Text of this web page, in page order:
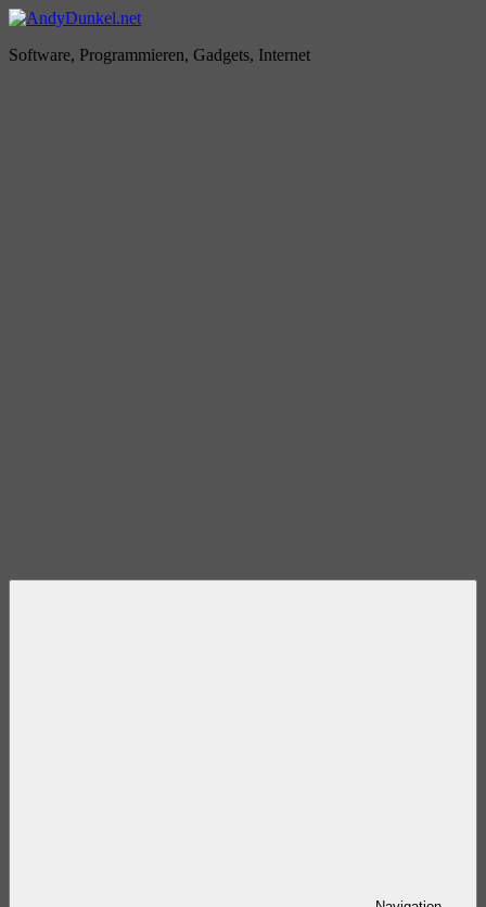
Zum
springen
AndyDunkel.net
Software, Programmieren, Gadgets, Internet